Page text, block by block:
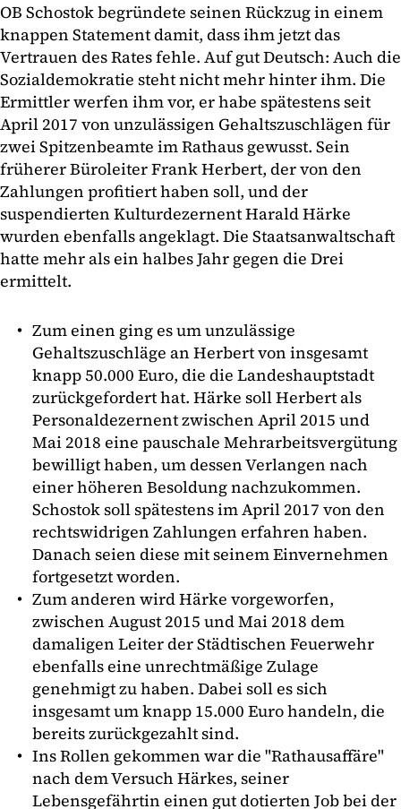
OB Schostok begründete seinen Rückzug in einem
knappen Statement damit, dass ihm jetzt das
Vertrauen des Rates fehle. Auf gut Deutsch: Auch die
Sozialdemokratie steht nicht mehr hinter ihm. Die
Ermittler werfen ihm vor, er habe spätestens seit
April 2017 von unzulässigen Gehaltszuschlägen für
zwei Spitzenbeamte im Rathaus gewusst. Sein
früherer Büroleiter Frank Herbert, der von den
Zahlungen profitiert haben soll, und der
suspendierten Kulturdezernent Harald Härke
wurden ebenfalls angeklagt. Die Staatsanwaltschaft
hatte mehr als ein halbes Jahr gegen die Drei
ermittelt.
Zum einen ging es um unzulässige
Gehaltszuschläge an Herbert von insgesamt
knapp 50.000 Euro, die die Landeshauptstadt
zurückgefordert hat. Härke soll Herbert als
Personaldezernent zwischen April 2015 und
Mai 2018 eine pauschale Mehrarbeitsvergütung
bewilligt haben, um dessen Verlangen nach
einer höheren Besoldung nachzukommen.
Schostok soll spätestens im April 2017 von den
rechtswidrigen Zahlungen erfahren haben.
Danach seien diese mit seinem Einvernehmen
fortgesetzt worden.
Zum anderen wird Härke vorgeworfen,
zwischen August 2015 und Mai 2018 dem
damaligen Leiter der Städtischen Feuerwehr
ebenfalls eine unrechtmäßige Zulage
genehmigt zu haben. Dabei soll es sich
insgesamt um knapp 15.000 Euro handeln, die
bereits zurückgezahlt sind.
Ins Rollen gekommen war die "Rathausaffäre"
nach dem Versuch Härkes, seiner
Lebensgefährtin einen gut dotierten Job bei der